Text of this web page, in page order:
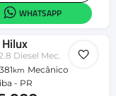
WHATSAPP
Hilux
Diesel Mec.
km Mecânico
- PR